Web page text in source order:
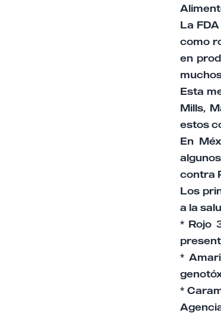
La
como
en
Esta
Mills,
estos
En
contra
Los
a la
* Rojo
*
*